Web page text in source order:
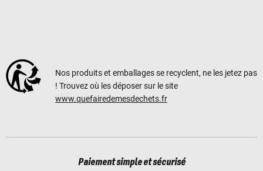
Nos produits et emballages se recyclent, ne les jetez pas
! Trouvez où les déposer sur le site
www.quefairedemesdechets.fr
Paiement simple et sécurisé